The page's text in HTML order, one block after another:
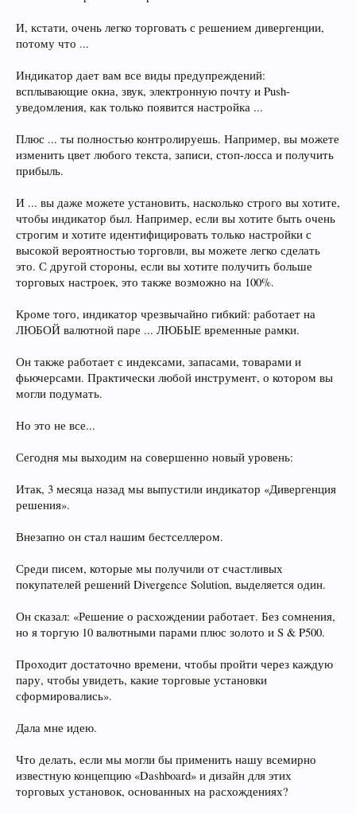
И, кстати, очень легко торговать с решением дивергенции,
потому что ...
Индикатор дает вам все виды предупреждений:
всплывающие окна, звук, электронную почту и Push-
уведомления, как только появится настройка ...
Плюс ... ты полностью контролируешь. Например, вы можете
изменить цвет любого текста, записи, стоп-лосса и получить
прибыль.
И ... вы даже можете установить, насколько строго вы хотите,
чтобы индикатор был. Например, если вы хотите быть очень
строгим и хотите идентифицировать только настройки с
высокой вероятностью торговли, вы можете легко сделать
это. С другой стороны, если вы хотите получить больше
торговых настроек, это также возможно на 100%.
Кроме того, индикатор чрезвычайно гибкий: работает на
ЛЮБОЙ валютной паре ... ЛЮБЫЕ временные рамки.
Он также работает с индексами, запасами, товарами и
фьючерсами. Практически любой инструмент, о котором вы
могли подумать.
Но это не все...
Сегодня мы выходим на совершенно новый уровень:
Итак, 3 месяца назад мы выпустили индикатор «Дивергенция
решения».
Внезапно он стал нашим бестселлером.
Среди писем, которые мы получили от счастливых
покупателей решений Divergence Solution, выделяется один.
Он сказал: «Решение о расхождении работает. Без сомнения,
но я торгую 10 валютными парами плюс золото и S & P500.
Проходит достаточно времени, чтобы пройти через каждую
пару, чтобы увидеть, какие торговые установки
сформировались».
Дала мне идею.
Что делать, если мы могли бы применить нашу всемирно
известную концепцию «Dashboard» и дизайн для этих
торговых установок, основанных на расхождениях?